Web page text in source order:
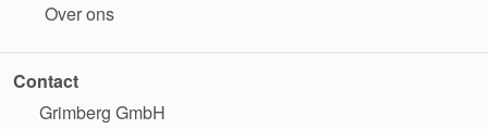
Over ons
Contact
Grimberg GmbH